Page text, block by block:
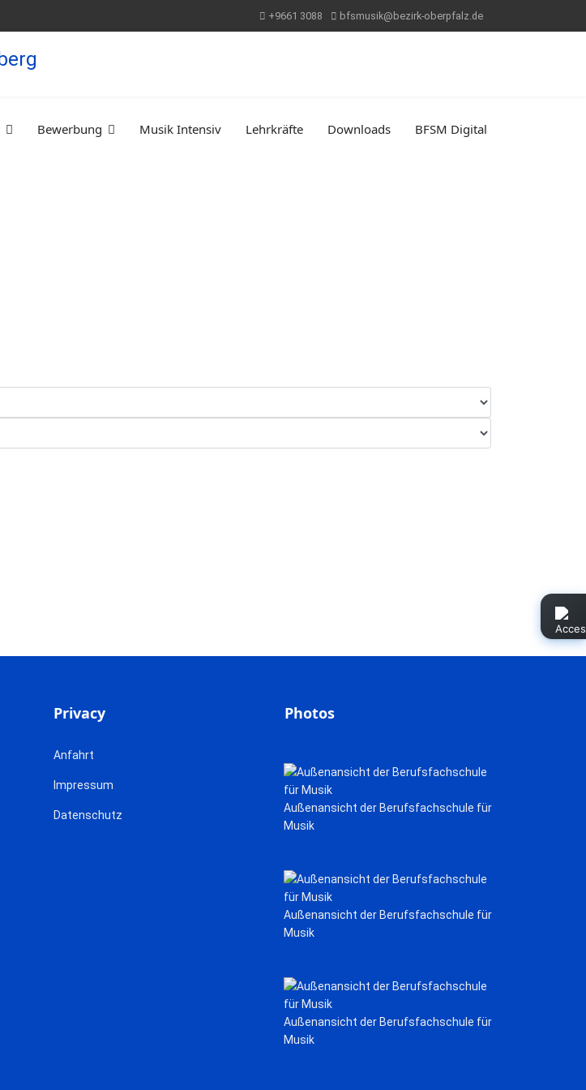
+9661 3088 bfsmusik@bezirk-oberpfalz.de
Bewerbung Musik Intensiv Lehrkräfte Downloads BFSM Digital
Privacy
Anfahrt
Impressum
Datenschutz
Photos
Außenansicht der Berufsfachschule für
Musik
Außenansicht der Berufsfachschule für
Musik
Außenansicht der Berufsfachschule für
Musik